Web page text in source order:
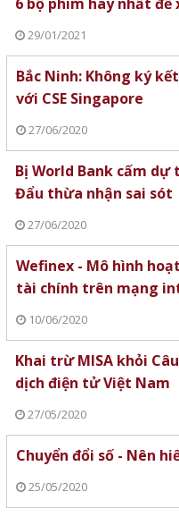
6 bộ phim hay nhất để
29/01/2021
Bắc Ninh: Không ký
với CSE Singapore
27/06/2020
Bị World Bank cấm dự
Đẩu thừa nhận sai sót
27/06/2020
Wefinex - Mô hình
tài chính trên mạng
10/06/2020
Khai trừ MISA khỏi
dịch điện tử Việt Nam
27/05/2020
Chuyển đổi số - Nên
25/05/2020